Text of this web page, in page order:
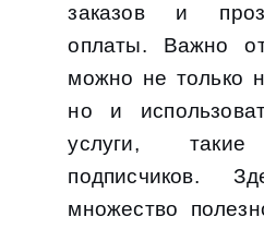
заказов и
оплаты. Важно
можно не только
но и
услуги,
подписчиков.
множество